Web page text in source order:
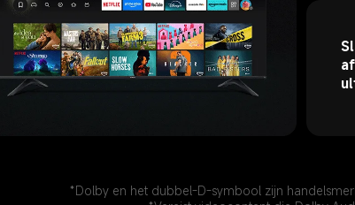
*Dolby en het dubbel-D-symbool zijn